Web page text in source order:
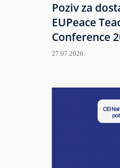
Poziv za
EUPeace
Conference
27.07.2026.